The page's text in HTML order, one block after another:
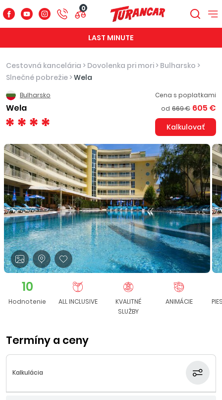
0
LAST MINUTE
Cestovná kancelária > Dovolenka pri mori > Bulharsko >
Slnečné pobrežie >Wela
Bulharsko
Wela
Cena s poplatkami
od 669 € 605 €
Kalkulovať
10
Hodnotenie ALL INCLUSIVE
KVALITNÉ
SLUŽBY
ANIMÁCIE
Termíny a ceny
Kalkulácia